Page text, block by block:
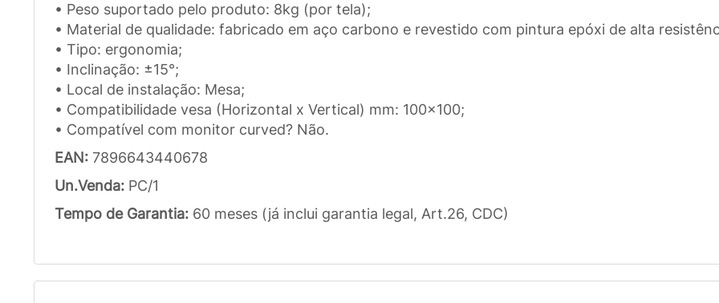
• Peso suportado pelo produto: 8kg (por tela);
• Material de qualidade: fabricado em aço carbono e revestido com pintura epóxi de alta
• Tipo: ergonomia;
• Inclinação: ±15°;
• Local de instalação: Mesa;
• Compatibilidade vesa (Horizontal x Vertical) mm: 100×100;
• Compatível com monitor curved? Não.
EAN: 7896643440678
Un.Venda: PC/1
Tempo de Garantia: 60 meses (já inclui garantia legal, Art.26, CDC)